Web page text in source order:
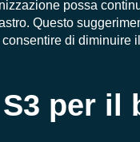
possa
Questo
di diminuire
per il